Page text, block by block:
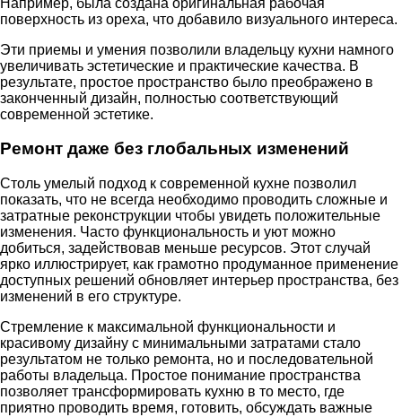
поверхность из ореха, что добавило визуального интереса.
Эти приемы и умения позволили владельцу кухни намного
увеличивать эстетические и практические качества. В
результате, простое пространство было преображено в
законченный дизайн, полностью соответствующий
современной эстетике.
Ремонт даже без глобальных изменений
Столь умелый подход к современной кухне позволил
показать, что не всегда необходимо проводить сложные и
затратные реконструкции чтобы увидеть положительные
изменения. Часто функциональность и уют можно
добиться, задействовав меньше ресурсов. Этот случай
ярко иллюстрирует, как грамотно продуманное применение
доступных решений обновляет интерьер пространства, без
изменений в его структуре.
Стремление к максимальной функциональности и
красивому дизайну с минимальными затратами стало
результатом не только ремонта, но и последовательной
работы владельца. Простое понимание пространства
позволяет трансформировать кухню в то место, где
приятно проводить время, готовить, обсуждать важные